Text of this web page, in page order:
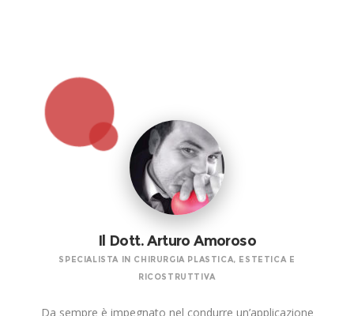
Il Dott. Arturo Amoroso
SPECIALISTA IN CHIRURGIA PLASTICA, ESTETICA E
RICOSTRUTTIVA
Da sempre è impegnato nel condurre un’applicazione